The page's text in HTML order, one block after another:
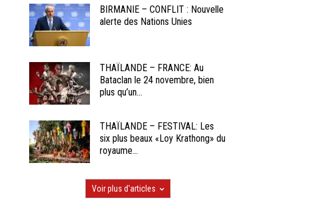
BIRMANIE – CONFLIT : Nouvelle
alerte des Nations Unies
THAÏLANDE – FRANCE: Au
Bataclan le 24 novembre, bien
plus qu’un...
THAÏLANDE – FESTIVAL: Les
six plus beaux «Loy Krathong» du
royaume...
Voir plus d'articles